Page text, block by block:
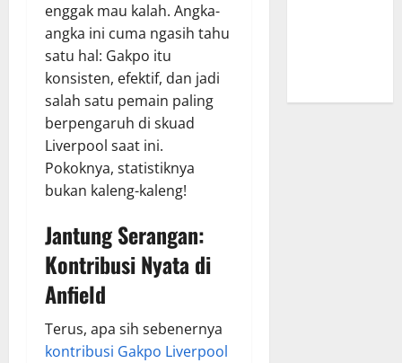
enggak mau kalah. Angka-
angka ini cuma ngasih tahu
satu hal: Gakpo itu
konsisten, efektif, dan jadi
salah satu pemain paling
berpengaruh di skuad
Liverpool saat ini.
Pokoknya, statistiknya
bukan kaleng-kaleng!
Jantung Serangan:
Kontribusi Nyata di
Anfield
Terus, apa sih sebenernya
kontribusi Gakpo Liverpool